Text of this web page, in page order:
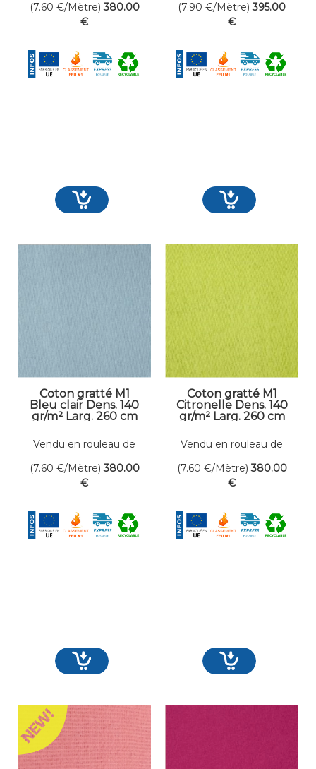
(7.60 €/Mètre) 380.00
€
(7.90 €/Mètre) 395.00
€
Coton gratté M1
Bleu clair Dens. 140
gr/m² Larg. 260 cm
Vendu en rouleau de
(7.60 €/Mètre) 380.00
€
Coton gratté M1
Citronelle Dens. 140
gr/m² Larg. 260 cm
Vendu en rouleau de
(7.60 €/Mètre) 380.00
€